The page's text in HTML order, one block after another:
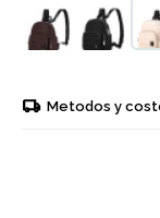
Metodos y